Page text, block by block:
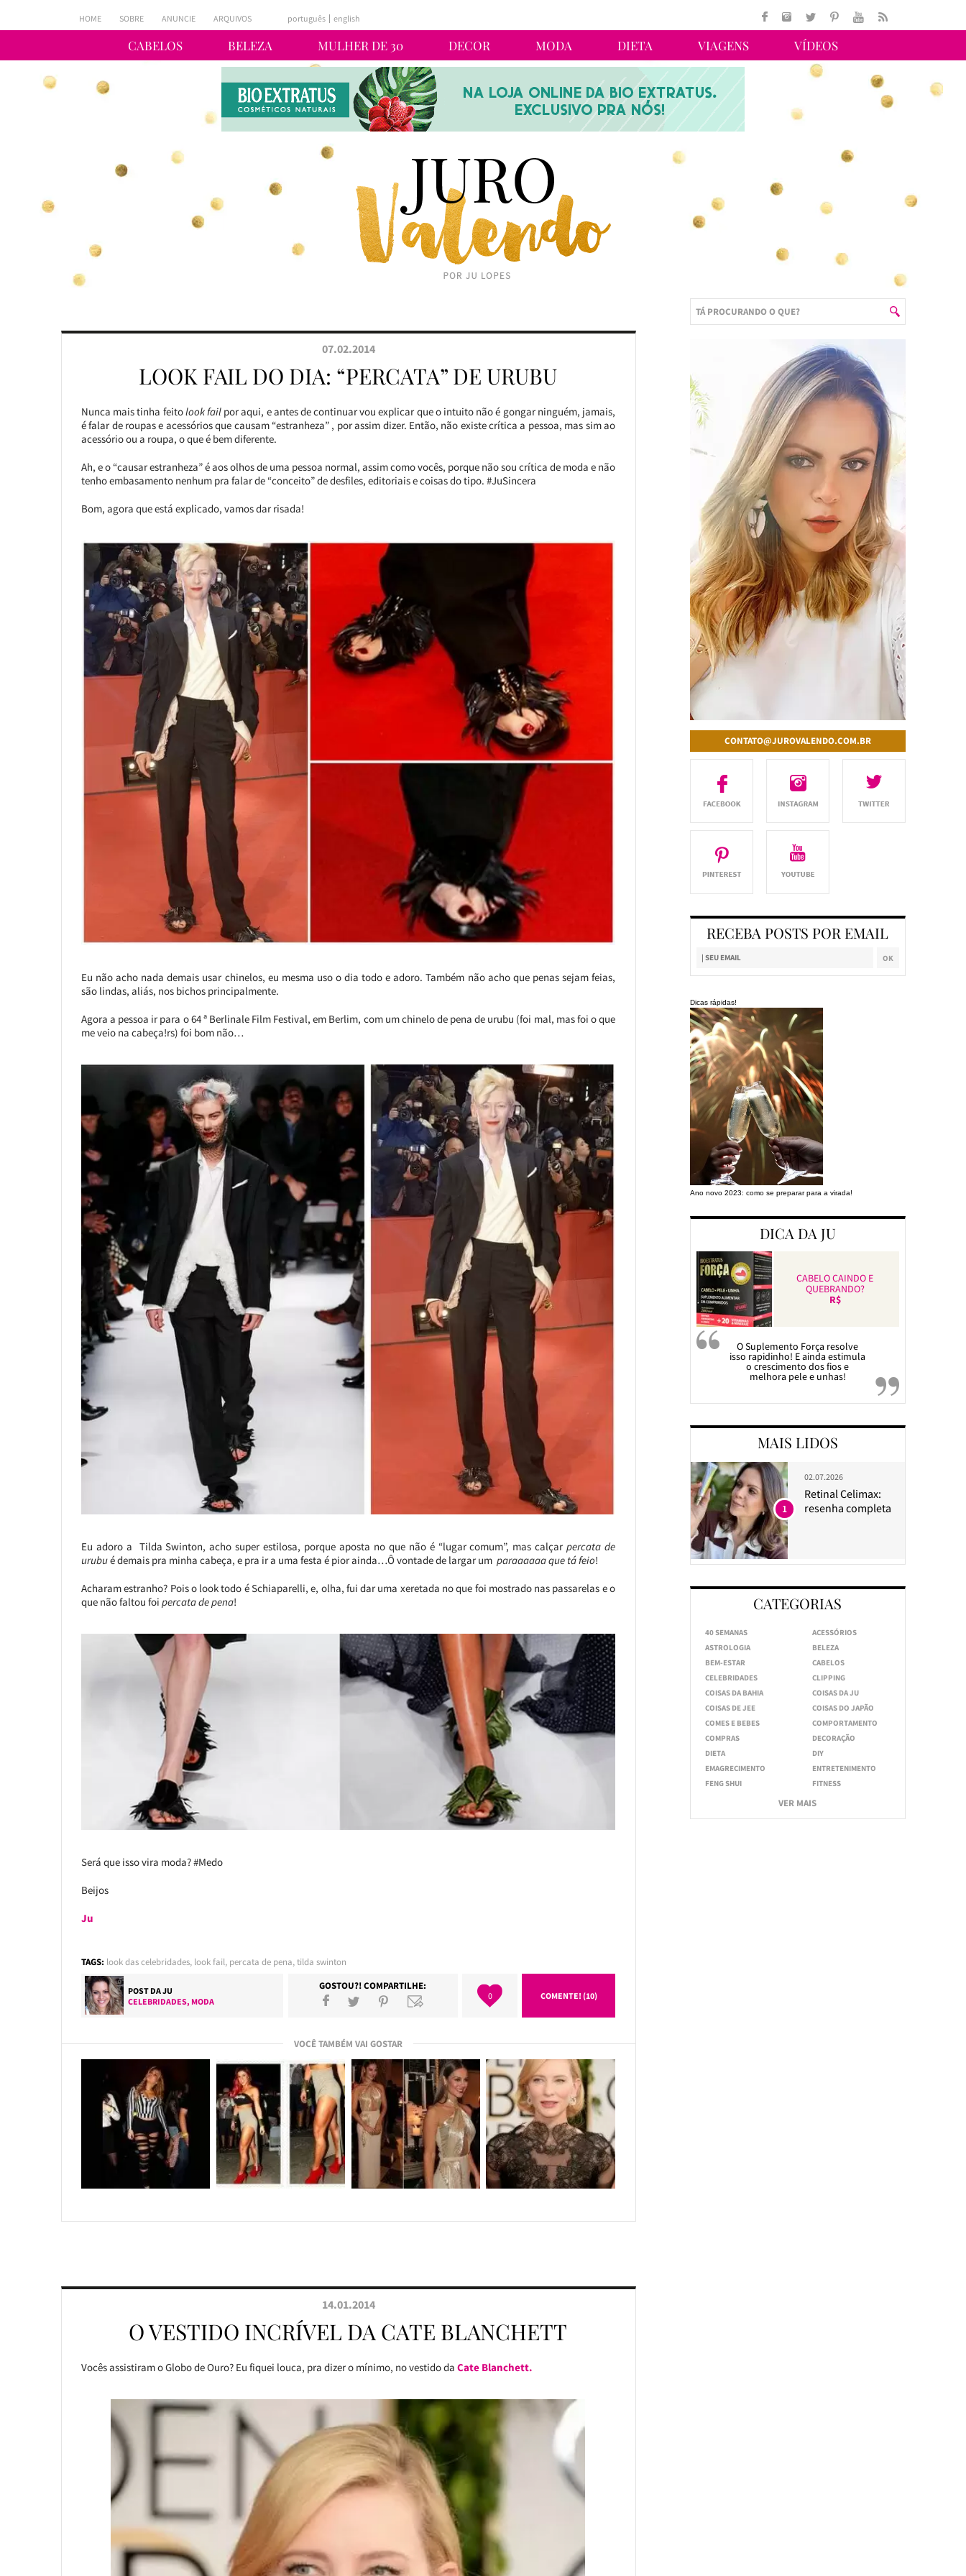
CABELOS BELEZA MULHER DE 30 DECOR MODA DIETA VIAGENS VÍDEOS
HOME SOBRE ANUNCIE ARQUIVOS português english
07.02.2014
LOOK FAIL DO DIA: “PERCATA” DE URUBU
Nunca mais tinha feitolook failpor aqui, e antes de continuar vou explicar que o intuito não é gongar ninguém, jamais,
é falar de roupas e acessórios que causam “estranheza” , por assim dizer. Então, não existe crítica a pessoa, mas sim ao
acessório ou a roupa, o que é bem diferente.
Ah, e o “causar estranheza” é aos olhos de uma pessoa normal, assim como vocês, porque não sou crítica de moda e não
tenho embasamento nenhum pra falar de “conceito” de desfiles, editoriais e coisas do tipo. #JuSincera
Bom, agora que está explicado, vamos dar risada!
Eu não acho nada demais usar chinelos, eu mesma uso o dia todo e adoro. Também não acho que penas sejam feias,
são lindas, aliás, nos bichos principalmente.
Agora a pessoa ir para o 64 ª Berlinale Film Festival, em Berlim, com um chinelo de pena de urubu (foi mal, mas foi o que
me veio na cabeça!rs) foi bom não…
Eu adoro a Tilda Swinton, acho super estilosa, porque aposta no que não é “lugar comum”, mas calçar percata de
urubué demais pra minha cabeça, e pra ir a uma festa é pior ainda…Ô vontade de largar um paraaaaaa que tá feio!
Acharam estranho? Pois o look todo é Schiaparelli, e, olha, fui dar uma xeretada no que foi mostrado nas passarelas e o
que não faltou foi percata de pena!
Será que isso vira moda? #Medo
Beijos
Ju
TAGS: look das celebridades, look fail, percata de pena,tilda swinton
POST DAJU
CELEBRIDADES, MODA
GOSTOU?! COMPARTILHE:
0 COMENTE! (10)
VOCÊ TAMBÉM VAI GOSTAR
14.01.2014
O VESTIDO INCRÍVEL DA CATE BLANCHETT
Vocês assistiram o Globo de Ouro? Eu fiquei louca, pra dizer o mínimo, no vestido da Cate Blanchett.
CONTATO@JUROVALENDO.COM.BR
RECEBA POSTS POR EMAIL
Dicas rápidas!
Ano novo 2023: como se preparar para a virada!
DICA DA JU
CABELO CAINDO E
QUEBRANDO?
R$
O Suplemento Força resolve
isso rapidinho! E ainda estimula
o crescimento dos fios e
melhora pele e unhas!
MAIS LIDOS
02.07.2026
Retinal Celimax:
resenha completa
1
CATEGORIAS
40 SEMANAS
ACESSÓRIOS
ASTROLOGIA
BELEZA
BEM-ESTAR
CABELOS
CELEBRIDADES
CLIPPING
COISAS DA BAHIA
COISAS DA JU
COISAS DE JEE
COISAS DO JAPÃO
COMES E BEBES
COMPORTAMENTO
COMPRAS
DECORAÇÃO
DIETA
DIY
EMAGRECIMENTO
ENTRETENIMENTO
FENG SHUI
FITNESS
VER MAIS